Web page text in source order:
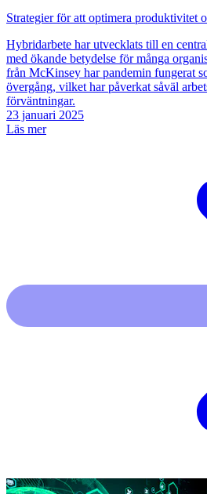
Strategier för att optimera produktivitet
Hybridarbete har utvecklats till en
med ökande betydelse för många
från McKinsey har pandemin fungerat
övergång, vilket har påverkat såväl
förväntningar.
23 januari 2025
Läs mer